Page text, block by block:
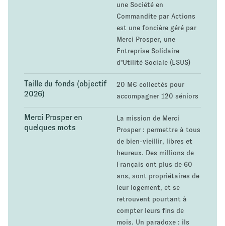
une Société en
Commandite par Actions
est une foncière géré par
Merci Prosper, une
Entreprise Solidaire
d''Utilité Sociale (ESUS)
Taille du fonds (objectif
2026)
20 M€ collectés pour
accompagner 120 séniors
Merci Prosper en
quelques mots
La mission de Merci
Prosper : permettre à tous
de bien-vieillir, libres et
heureux. Des millions de
Français ont plus de 60
ans, sont propriétaires de
leur logement, et se
retrouvent pourtant à
compter leurs fins de
mois. Un paradoxe : ils